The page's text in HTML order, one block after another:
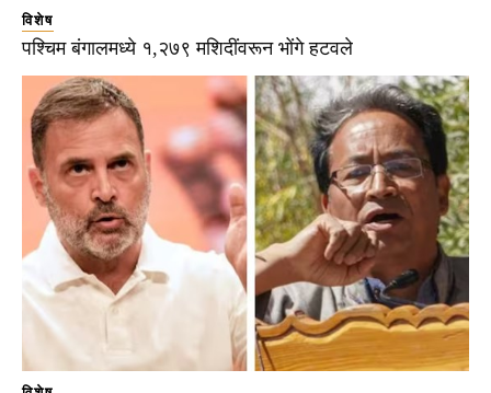
विशेष
पश्चिम बंगालमध्ये १,२७९ मशिदींवरून भोंगे हटवले